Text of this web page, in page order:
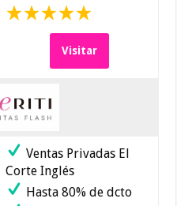
Visitar
Ventas Privadas El
Corte Inglés
Hasta 80% de dcto